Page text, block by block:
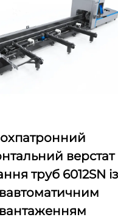
верстат
труб 6012SN із